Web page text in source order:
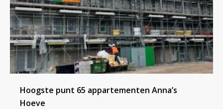
Hoogste punt 65 appartementen Anna’s
Hoeve